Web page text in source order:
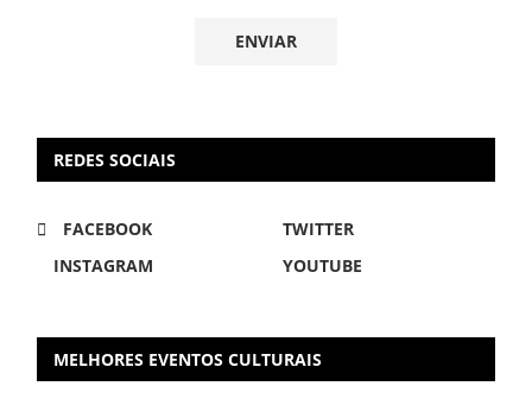
REDES SOCIAIS
FACEBOOK
TWITTER
INSTAGRAM
YOUTUBE
MELHORES EVENTOS CULTURAIS